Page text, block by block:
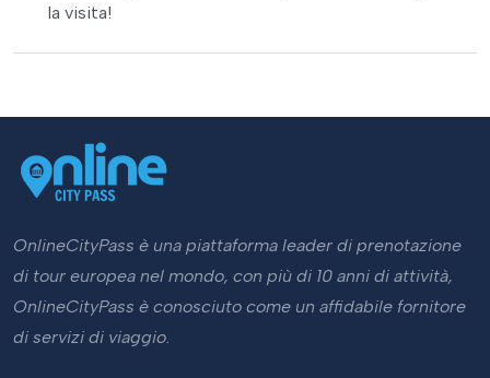
la visita!
OnlineCityPass è una piattaforma leader di prenotazione
di tour europea nel mondo, con più di 10 anni di attività,
OnlineCityPass è conosciuto come un affidabile fornitore
di servizi di viaggio.